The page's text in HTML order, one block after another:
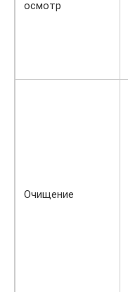
осмотр
Очищение